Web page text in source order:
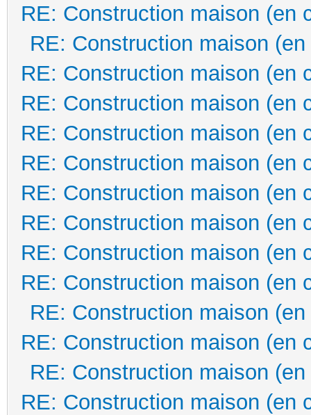
RE: Construction maison (en
RE: Construction maison
RE: Construction maison (en
RE: Construction maison (en
RE: Construction maison (en
RE: Construction maison (en
RE: Construction maison (en
RE: Construction maison (en
RE: Construction maison (en
RE: Construction maison (en
RE: Construction maison
RE: Construction maison (en
RE: Construction maison
RE: Construction maison (en